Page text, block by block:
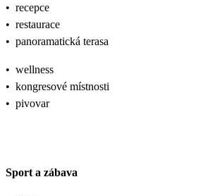
• recepce
• restaurace
• panoramatická terasa
• wellness
• kongresové místnosti
• pivovar
Sport a zábava